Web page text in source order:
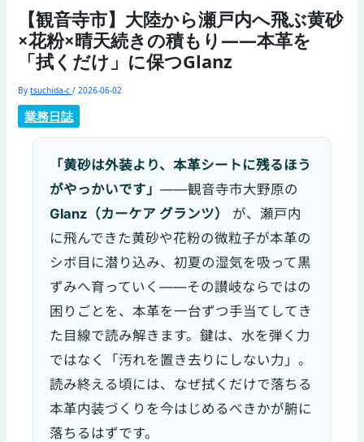
【観音寺市】大陸から瀬戸内へ飛ぶ黄砂
×花粉×晴天続きの積もり——本革を
「拭くだけ」に保つGlanz
Bytsuchida-c/2026-06-02
業務日誌
「黄砂は外装より、本革シートに残るほう
がやっかいです」——観音寺市大野原の
Glanz（カーケア グランツ）
が、瀬戸内
に飛んできた黄砂や花粉の微粒子が本革の
シボ目に潜り込み、初夏の湿気を吸って黒
ずみへ育っていく——その讃岐ならではの
困りごとを、本革を一台ずつ手当てしてき
た目線で読み解きます。鍵は、水を弾く力
ではなく「汚れを置き去りにしない力」。
読み終える頃には、なぜ拭くだけで落ちる
本革内装づくりを今はじめるべきかが腑に
落ちるはずです。